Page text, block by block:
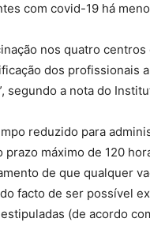
com covid-19 há
nos quatro
dos profissionais
segundo a nota do
reduzido para
prazo máximo de 120
de que qualquer
facto de ser possível
(de acordo